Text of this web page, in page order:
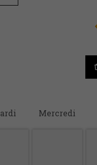
ardi Mercredi